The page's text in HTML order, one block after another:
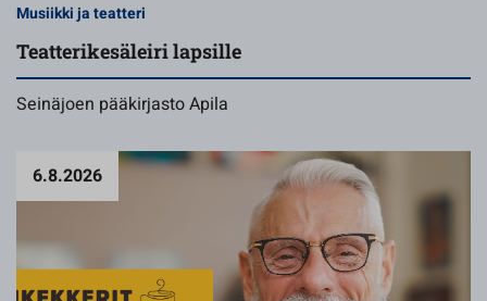
Musiikki ja teatteri
Teatterikesäleiri lapsille
Seinäjoen pääkirjasto Apila
6.8.2026